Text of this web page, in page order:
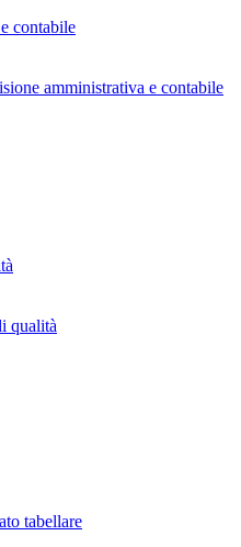
contabile
amministrativa e contabile
qualità
tabellare